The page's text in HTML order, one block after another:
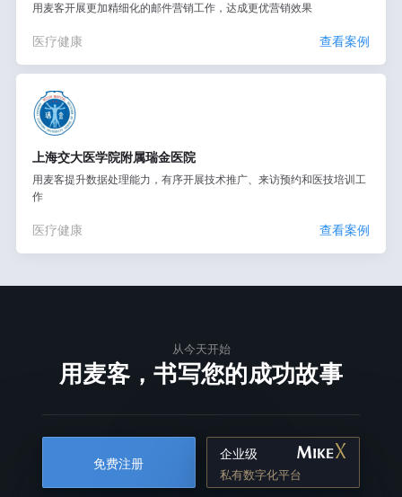
用麦客开展更加精细化的邮件营销工作，达成更优营销效果
医疗健康 查看案例
上海交大医学院附属瑞金医院
用麦客提升数据处理能力，有序开展技术推广、来访预约和医技培训工
作
医疗健康 查看案例
从今天开始
用麦客，书写您的成功故事
免费注册
企业级
私有数字化平台